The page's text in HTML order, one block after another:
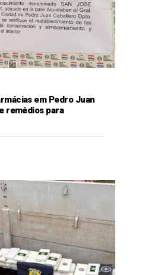
em Pedro Juan
remédios para